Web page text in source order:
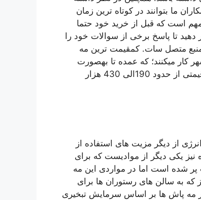
ما بتوانند در کوتاه ترین زمان
است که قبل از خرید خود حتما
تا پاسخ برخی از سوالات خود را
متصل سات. کمقیمت ترین مه
کار میکنند؛ که عمده تا بهصورت
کیتهای آسان نصب ارائه میشوند که بسته به تعداد نازل مه پاش باقیمتی از حدود 190الی 430 هزار
از دیگر مزیت های استفاده از
نیز یکی دیگر از موادیست که برای
پر شده است اما در مواردی این مه
که به سالن های رستوران ها برای
مه پاش ها بر اساس سرمایش تبخیری